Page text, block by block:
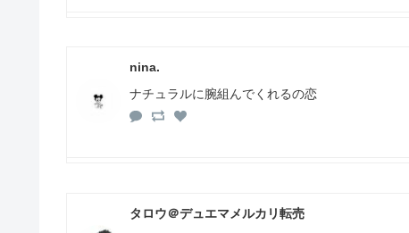
nina.
ナチュラルに腕組んでくれるの恋
タロウ＠デュエマメルカリ転売